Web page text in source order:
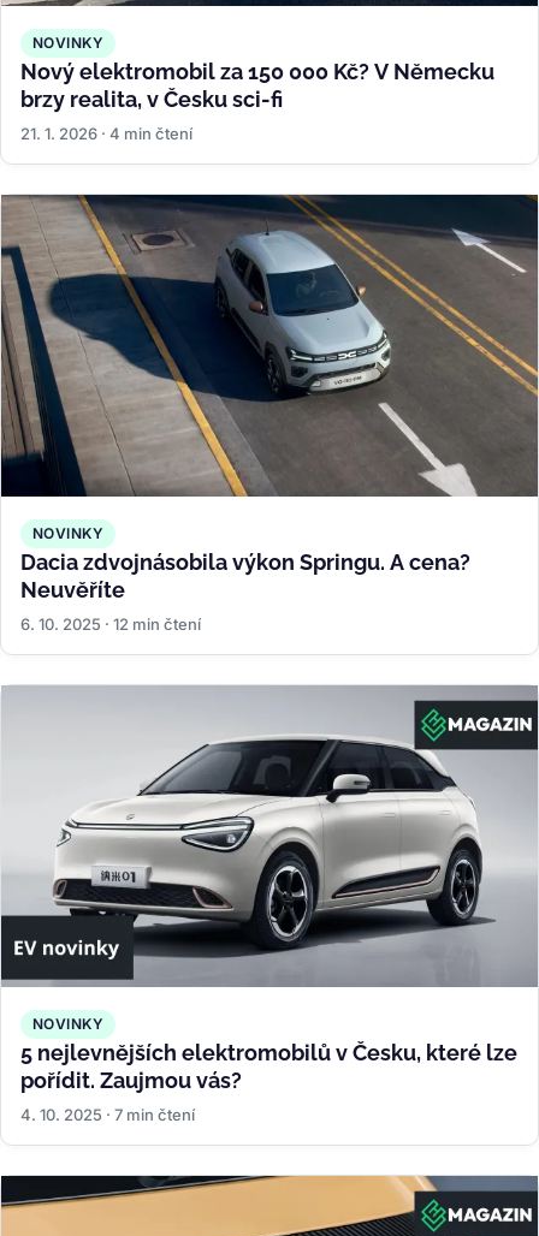
NOVINKY
Nový elektromobil za 150 000 Kč? V Německu
brzy realita, v Česku sci-fi
21. 1. 2026 · 4 min čtení
NOVINKY
Dacia zdvojnásobila výkon Springu. A cena?
Neuvěříte
6. 10. 2025 · 12 min čtení
NOVINKY
5 nejlevnějších elektromobilů v Česku, které lze
pořídit. Zaujmou vás?
4. 10. 2025 · 7 min čtení